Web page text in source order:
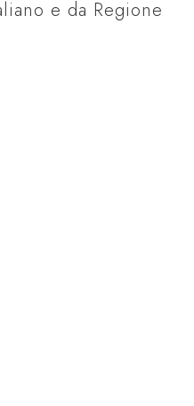
e da Regione